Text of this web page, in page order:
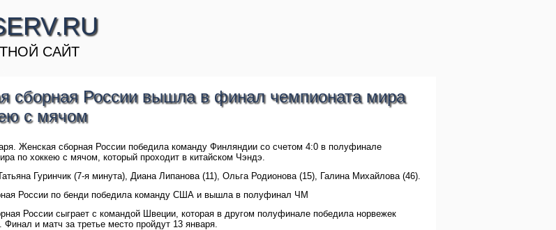
САЙТ
сборная России вышла в финал чемпионата мира
с мячом
Женская сборная России победила команду Финляндии со счетом 4:0 в полуфинале
по хоккею с мячом, который проходит в китайском Чэндэ.
Гуринчик (7-я минута), Диана Липанова (11), Ольга Родионова (15), Галина Михайлова (46).
России по бенди победила команду США и вышла в полуфинал ЧМ
России сыграет с командой Швеции, которая в другом полуфинале победила норвежек
Финал и матч за третье место пройдут 13 января.